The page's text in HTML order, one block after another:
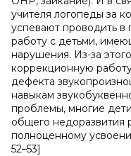
учителя логопеды за
успевают проводить
работу с детьми,
нарушения. Из-за
коррекционную
дефекта
навыкам
проблемы, многие
общего недоразвития
полноценному
52–53]